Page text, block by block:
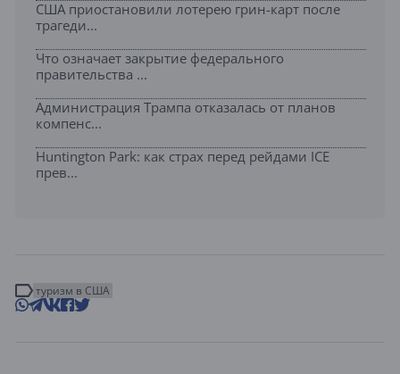
США приостановили лотерею грин-карт после
трагеди...
Что означает закрытие федерального
правительства ...
Администрация Трампа отказалась от планов
компенс...
Huntington Park: как страх перед рейдами ICE
прев...
туризм в США